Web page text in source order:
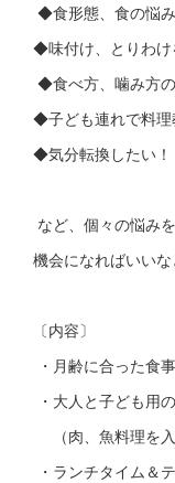
◆食形態、食の悩
◆味付け、とりわけ
◆食べ方、噛み方
◆子ども連れで料理
◆気分転換したい！
など、個々の悩み
機会になればいい
〔内容〕
・月齢に合った食
・大人と子ども用
（肉、魚料理を入
・ランチタイム＆